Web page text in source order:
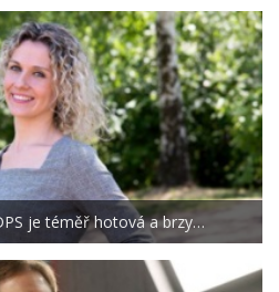
je téměř hotová a brzy…